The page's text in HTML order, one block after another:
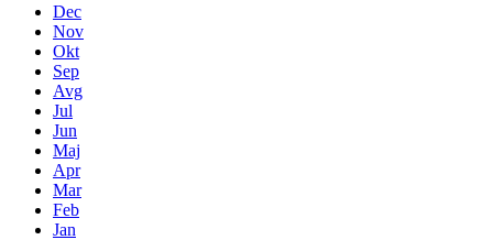
Dec
Nov
Okt
Sep
Avg
Jul
Jun
Maj
Apr
Mar
Feb
Jan